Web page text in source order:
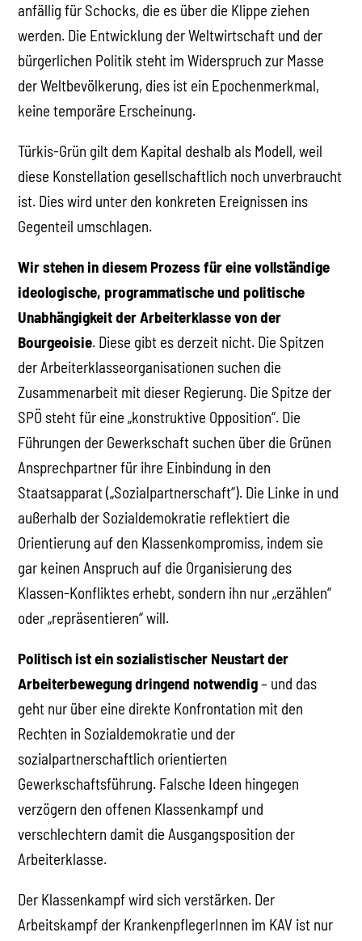
anfällig für Schocks, die es über die Klippe ziehen
werden. Die Entwicklung der Weltwirtschaft und der
bürgerlichen Politik steht im Widerspruch zur Masse
der Weltbevölkerung, dies ist ein Epochenmerkmal,
keine temporäre Erscheinung.
Türkis-Grün gilt dem Kapital deshalb als Modell, weil
diese Konstellation gesellschaftlich noch unverbraucht
ist. Dies wird unter den konkreten Ereignissen ins
Gegenteil umschlagen.
Wir stehen in diesem Prozess für eine vollständige
ideologische, programmatische und politische
Unabhängigkeit der Arbeiterklasse von der
Bourgeoisie. Diese gibt es derzeit nicht. Die Spitzen
der Arbeiterklasseorganisationen suchen die
Zusammenarbeit mit dieser Regierung. Die Spitze der
SPÖ steht für eine „konstruktive Opposition“. Die
Führungen der Gewerkschaft suchen über die Grünen
Ansprechpartner für ihre Einbindung in den
Staatsapparat („Sozialpartnerschaft“). Die Linke in und
außerhalb der Sozialdemokratie reflektiert die
Orientierung auf den Klassenkompromiss, indem sie
gar keinen Anspruch auf die Organisierung des
Klassen-Konfliktes erhebt, sondern ihn nur „erzählen“
oder „repräsentieren“ will.
Politisch ist ein sozialistischer Neustart der
Arbeiterbewegung dringend notwendig– und das
geht nur über eine direkte Konfrontation mit den
Rechten in Sozialdemokratie und der
sozialpartnerschaftlich orientierten
Gewerkschaftsführung. Falsche Ideen hingegen
verzögern den offenen Klassenkampf und
verschlechtern damit die Ausgangsposition der
Arbeiterklasse.
Der Klassenkampf wird sich verstärken. Der
Arbeitskampf der KrankenpflegerInnen im KAV ist nur